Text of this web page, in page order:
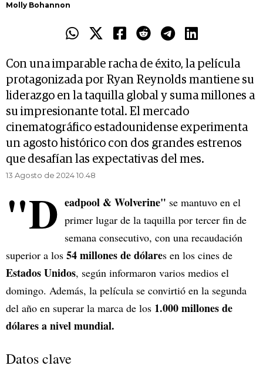
Molly Bohannon
Con una imparable racha de éxito, la película
protagonizada por Ryan Reynolds mantiene su
liderazgo en la taquilla global y suma millones a
su impresionante total. El mercado
cinematográfico estadounidense experimenta
un agosto histórico con dos grandes estrenos
que desafían las expectativas del mes.
13 Agosto de 2024 10.48
"D eadpool & Wolverine" se mantuvo en el
primer lugar de la taquilla por tercer fin de
semana consecutivo, con una recaudación
superior a los 54 millones de dólares en los cines de
Estados Unidos, según informaron varios medios el
domingo. Además, la película se convirtió en la segunda
del año en superar la marca de los 1.000 millones de
dólares a nivel mundial.
Datos clave